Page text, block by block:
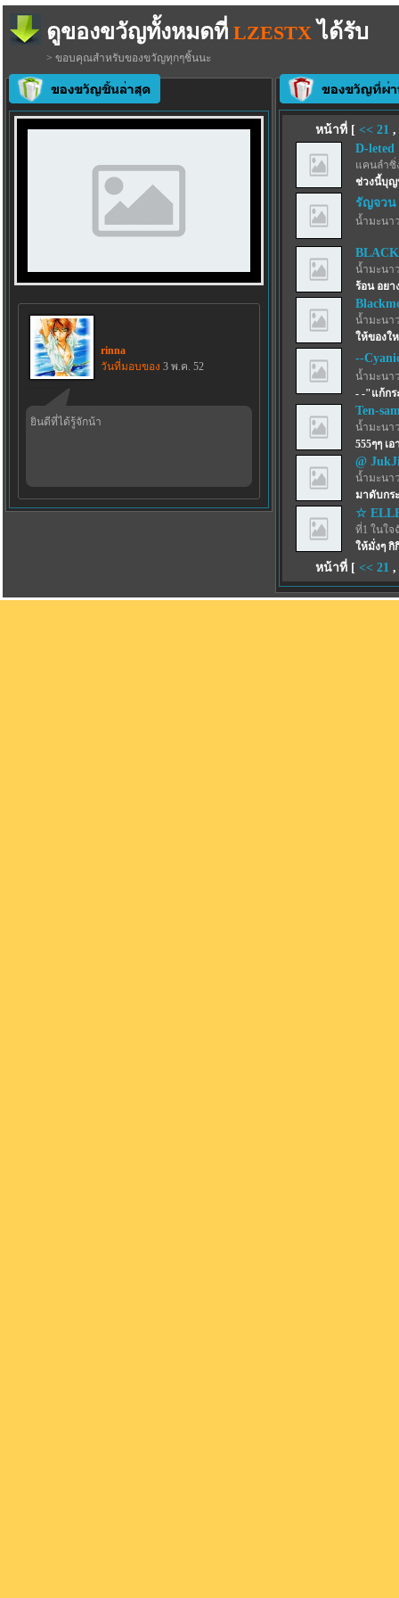
ดูของขวัญทั้งหมดที่ LZESTX ได้รับ
> ขอบคุณสำหรับของขวัญทุกๆชิ้นนะ
rinna
วันที่มอบของ 3 พ.ค. 52
ยินดีที่ได้รู้จักน้า
หน้าที่ [ << 21 ,
D-leted
แคนลำซิ่
ช่วงนี้บุญ
รัญจวน
น้ำมะนา
น้ำมะนา
ร้อน อยา
น้ำมะนา
ให้ของใ
--
น้ำมะนา
- -"แก้กร
Ten-
น้ำมะนา
555ๆๆ เ
@
น้ำมะนา
มาดับกร
☆
ที่1 ในใจ
ให้มั่งๆ กิ
หน้าที่ [ << 21 ,